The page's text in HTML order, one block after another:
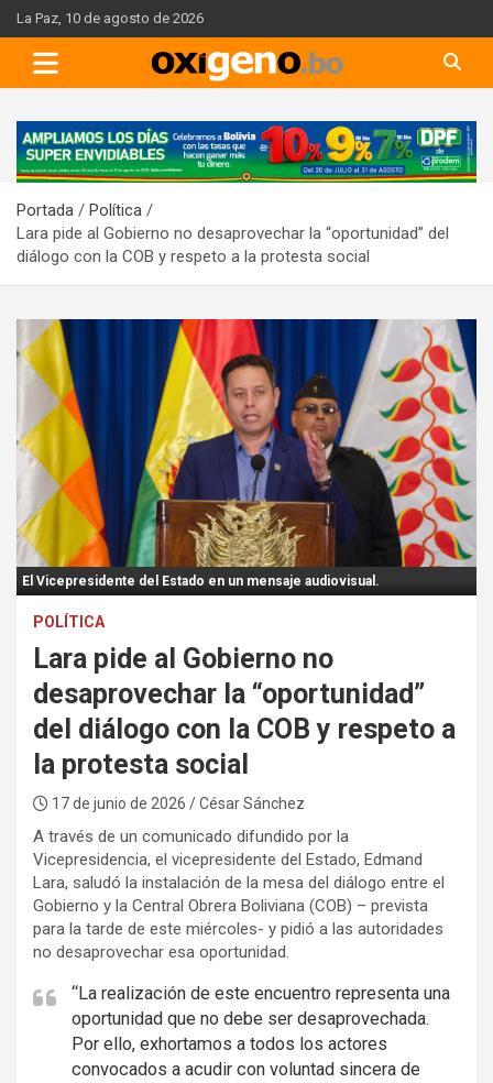
Skip
to
content
La Paz, 10 de agosto de 2026
A
d
e
r
t
s
e
m
e
n
:
Portada
Política
Lara pide al Gobierno no desaprovechar la “oportunidad” del
diálogo con la COB y respeto a la protesta social
El Vicepresidente del Estado en un mensaje audiovisual.
POLÍTICA
Lara pide al Gobierno no
desaprovechar la “oportunidad”
del diálogo con la COB y respeto a
la protesta social
17 de junio de 2026 / César Sánchez
A través de un comunicado difundido por la
Vicepresidencia, el vicepresidente del Estado, Edmand
Lara, saludó la instalación de la mesa del diálogo entre el
Gobierno y la Central Obrera Boliviana (COB) – prevista
para la tarde de este miércoles- y pidió a las autoridades
no desaprovechar esa oportunidad.
“La realización de este encuentro representa una
oportunidad que no debe ser desaprovechada.
Por ello, exhortamos a todos los actores
convocados a acudir con voluntad sincera de